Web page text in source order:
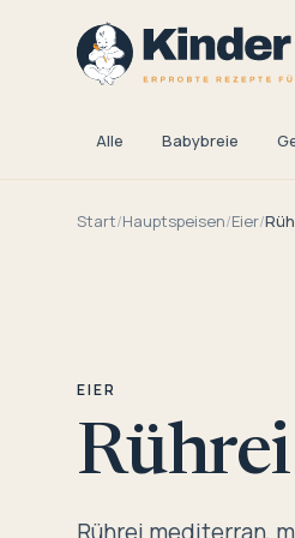
Alle Babybreie
Start/Hauptspeisen/Eier/
EIER
Rührei mediterran,